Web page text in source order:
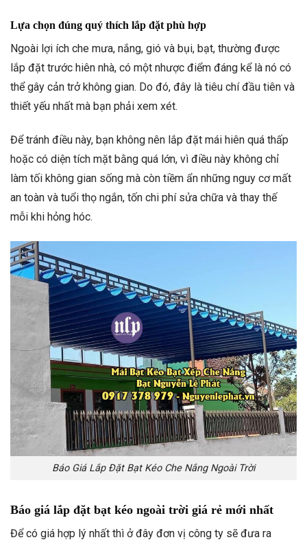
Lựa chọn đúng quý thích lắp đặt phù hợp
Ngoài lợi ích che mưa, nắng, gió và bụi, bạt, thường được
lắp đặt trước hiên nhà, có một nhược điểm đáng kể là nó có
thể gây cản trở không gian. Do đó, đây là tiêu chí đầu tiên và
thiết yếu nhất mà bạn phải xem xét.
Để tránh điều này, bạn không nên lắp đặt mái hiên quá thấp
hoặc có diện tích mặt bằng quá lớn, vì điều này không chỉ
làm tối không gian sống mà còn tiềm ẩn những nguy cơ mất
an toàn và tuổi thọ ngắn, tốn chi phí sửa chữa và thay thế
mỗi khi hỏng hóc.
Báo Giá Lắp Đặt Bạt Kéo Che Nắng Ngoài Trời
Báo giá lắp đặt bạt kéo ngoài trời giá rẻ mới nhất
Để có giá hợp lý nhất thì ở đây đơn vị công ty sẽ đưa ra